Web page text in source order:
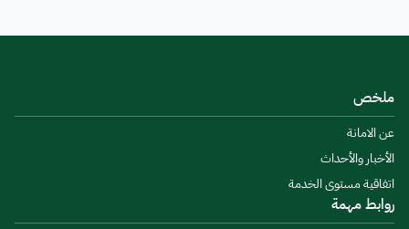
ملخص
عن الامانة
الأخبار والأحداث
اتفاقية مستوى الخدمة
روابط مهمة